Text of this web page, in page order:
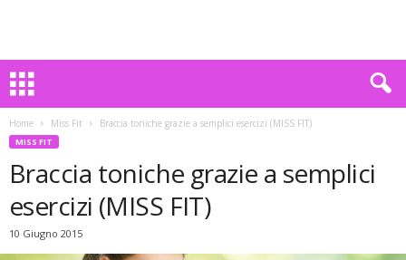
Home Miss Fit Braccia toniche grazie a semplici esercizi (MISS FIT)
MISS FIT
Braccia toniche grazie a semplici
esercizi (MISS FIT)
10 Giugno 2015